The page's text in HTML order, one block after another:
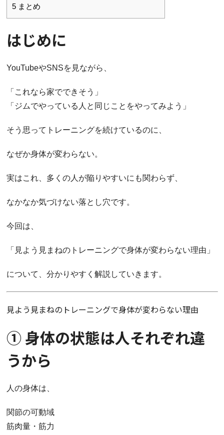
5まとめ
はじめに
YouTubeやSNSを見ながら、
「これなら家でできそう」
「ジムでやっている人と同じことをやってみよう」
そう思ってトレーニングを続けているのに、
なぜか身体が変わらない。
実はこれ、多くの人が陥りやすいにも関わらず、
なかなか気づけない落とし穴です。
今回は、
「見よう見まねのトレーニングで身体が変わらない理由」
について、分かりやすく解説していきます。
見よう見まねのトレーニングで身体が変わらない理由
① 身体の状態は人それぞれ違
うから
人の身体は、
関節の可動域
筋肉量・筋力